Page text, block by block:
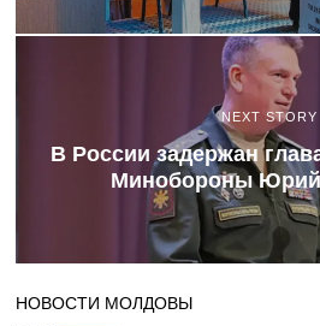
NEXT STORY
В России задержан
Минобороны Юрий
НОВОСТИ МОЛДОВЫ